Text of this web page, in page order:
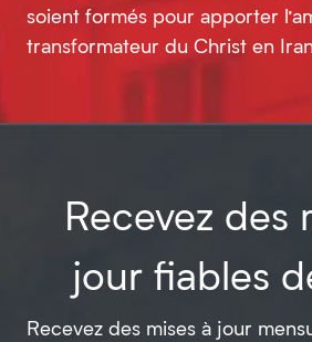
soient formés pour apporter
transformateur du Christ en
Recevez des
jour fiables
Recevez des mises à jour